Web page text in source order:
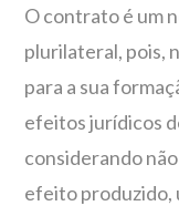
O contrato é um
plurilateral, pois,
para a sua
efeitos jurídicos
considerando
efeito produzido,